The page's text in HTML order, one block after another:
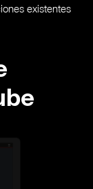
existentes